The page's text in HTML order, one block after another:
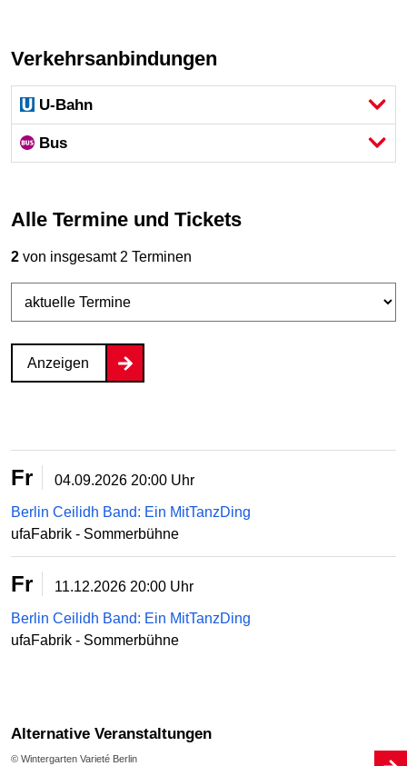
Verkehrsanbindungen
U-Bahn
Bus
Alle Termine und Tickets
2 von insgesamt 2 Terminen
Anzeigen
Fr 04.09.2026 20:00 Uhr
Berlin Ceilidh Band: Ein MitTanzDing
ufaFabrik - Sommerbühne
Fr 11.12.2026 20:00 Uhr
Berlin Ceilidh Band: Ein MitTanzDing
ufaFabrik - Sommerbühne
Alternative Veranstaltungen
© Wintergarten Varieté Berlin